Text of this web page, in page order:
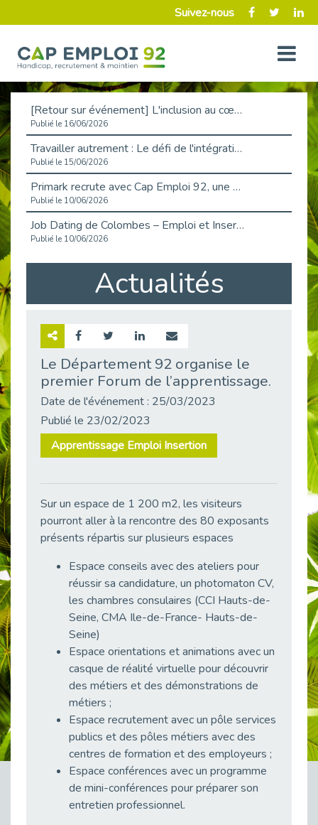
Suivez-nous
[Retour sur événement] L'inclusion au cœur de la Place de l'Emploi à La Défense !
Publié le 16/06/2026
Travailler autrement : Le défi de l'intégration des maladies chroniques en entreprise
Publié le 15/06/2026
Primark recrute avec Cap Emploi 92, une matinée couronnée de succès !
Publié le 10/06/2026
Job Dating de Colombes – Emploi et Insertion
Publié le 10/06/2026
Aborder l'entretien et la situation de handicap en toute confiance
Publié le 09/06/2026
Retour sur l’atelier « Optimiser sa recherche d’emploi »
Emploi & Handicap : Hachette Livre et Cap emploi 92 renforcent leur collaboration
Publié le 30/05/2026
Publié le 21/05/2026
Publié le 18/05/2026
Fibromyalgie : Quand la douleur invisible s’invite au bureau
Publié le 12/05/2026
CAP EMPLOI 92 : L’inclusion portée à son sommet, bien au-delà des quotas
Publié le 12/05/2026
38 vidéos pour comprendre et agir durablement
Le taux d’emploi direct dans la fonction publique dépasse 6 % en 2025
Publié le 04/05/2026
L'alternance : un tremplin vers l'emploi aussi pour les personnes en situation de handicap
Publié le 01/05/2026
Témoignage : Le parcours de Marc, 44 ans
Publié le 30/04/2026
Actualités
Le Département 92 organise le
premier Forum de l’apprentissage.
Date de l'événement : 25/03/2023
Publié le 23/02/2023
Apprentissage Emploi Insertion
Sur un espace de 1 200 m2, les visiteurs
pourront aller à la rencontre des 80 exposants
présents répartis sur plusieurs espaces
Espace conseils avec des ateliers pour
réussir sa candidature, un photomaton CV,
les chambres consulaires (CCI Hauts-de-
Seine, CMA Ile-de-France- Hauts-de-
Seine)
Espace orientations et animations avec un
casque de réalité virtuelle pour découvrir
des métiers et des démonstrations de
métiers ;
Espace recrutement avec un pôle services
publics et des pôles métiers avec des
centres de formation et des employeurs ;
Espace conférences avec un programme
de mini-conférences pour préparer son
entretien professionnel.